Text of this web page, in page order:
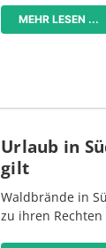
MEHR LESEN ...
Urlaub in
gilt
Waldbrände in
zu ihren Rechten